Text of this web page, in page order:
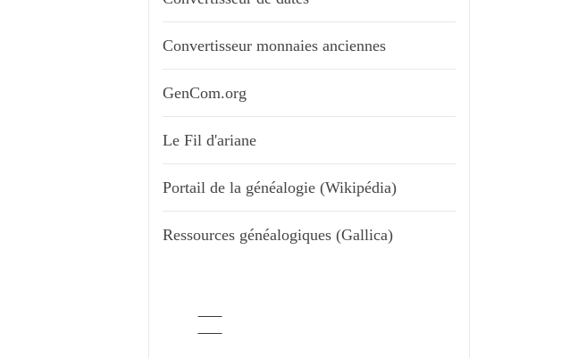
Convertisseur monnaies anciennes
GenCom.org
Le Fil d'ariane
Portail de la généalogie (Wikipédia)
Ressources généalogiques (Gallica)